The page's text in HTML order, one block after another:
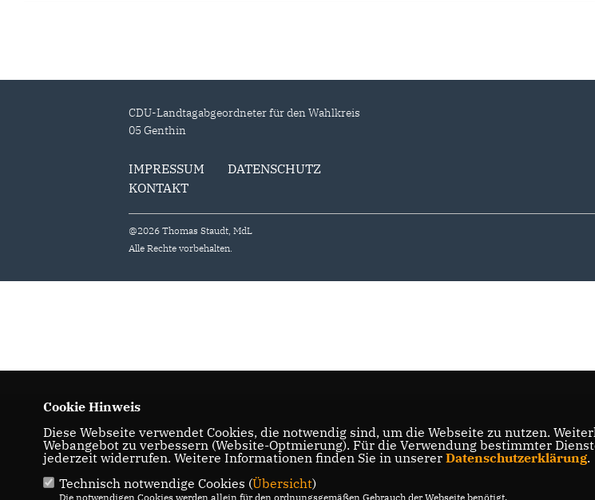
CDU-Landtagabgeordneter für den Wahlkreis
05 Genthin
IMPRESSUM
DATENSCHUTZ
KONTAKT
@2026 Thomas Staudt, MdL
Alle Rechte vorbehalten.
Cookie Hinweis
Diese Webseite verwendet Cookies, die notwendig sind, um die Webseite zu nutzen.
Webangebot zu verbessern (Website-Optmierung). Für die Verwendung bestimmter
jederzeit widerrufen. Weitere Informationen finden Sie in unserer Datenschutzerklärung.
Technisch notwendige Cookies (Übersicht)
Die notwendigen Cookies werden allein für den ordnungsgemäßen Gebrauch der Webseite benötigt.